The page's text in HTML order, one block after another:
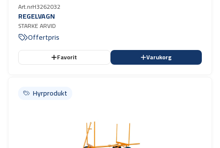
Art.nrH3262032
REGELVAGN
STARKE ARVID
Offertpris
Favorit Varukorg
Hyrprodukt
Hyrprodukt